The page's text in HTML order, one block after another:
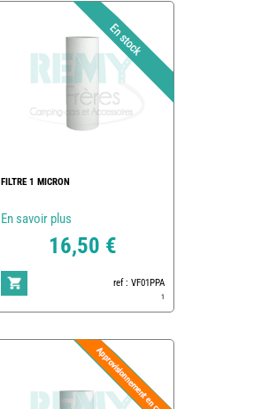
FILTRE 1 MICRON
En savoir plus
16,50 €
ref : VF01PPA
1